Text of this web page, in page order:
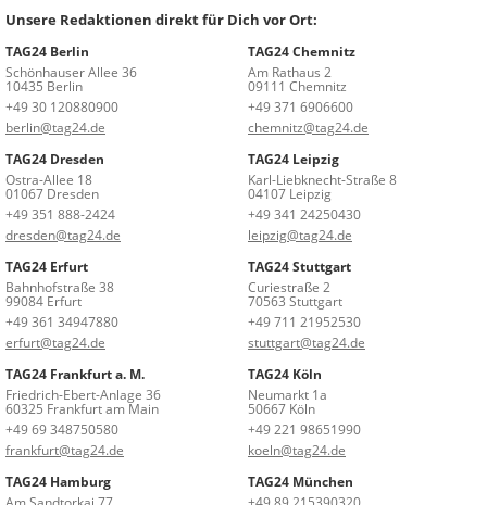
Unsere Redaktionen direkt für Dich vor Ort:
TAG24 Berlin
Schönhauser Allee 36
10435 Berlin
+49 30 120880900
berlin@tag24.de
TAG24 Chemnitz
Am Rathaus 2
09111 Chemnitz
+49 371 6906600
chemnitz@tag24.de
TAG24 Dresden
Ostra-Allee 18
01067 Dresden
+49 351 888-2424
dresden@tag24.de
TAG24 Leipzig
Karl-Liebknecht-Straße 8
04107 Leipzig
+49 341 24250430
leipzig@tag24.de
TAG24 Erfurt
Bahnhofstraße 38
99084 Erfurt
+49 361 34947880
erfurt@tag24.de
TAG24 Stuttgart
Curiestraße 2
70563 Stuttgart
+49 711 21952530
stuttgart@tag24.de
TAG24 Frankfurt a. M.
Friedrich-Ebert-Anlage 36
60325 Frankfurt am Main
+49 69 348750580
frankfurt@tag24.de
TAG24 Köln
Neumarkt 1a
50667 Köln
+49 221 98651990
koeln@tag24.de
TAG24 Hamburg
TAG24 München